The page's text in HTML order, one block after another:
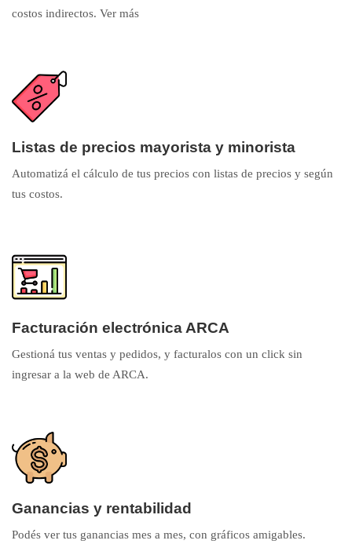
costos indirectos. Ver más
Listas de precios mayorista y minorista
Automatizá el cálculo de tus precios con listas de precios y según
tus costos.
Facturación electrónica ARCA
Gestioná tus ventas y pedidos, y facturalos con un click sin
ingresar a la web de ARCA.
Ganancias y rentabilidad
Podés ver tus ganancias mes a mes, con gráficos amigables.